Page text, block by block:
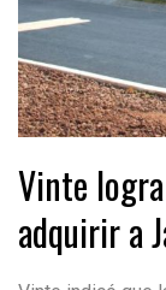
Vinte
adquirir a